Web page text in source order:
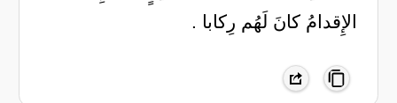
الإِقدامُ كانَ لَهُم رِكابا .